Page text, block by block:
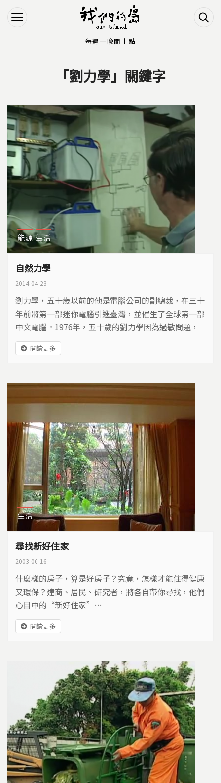
Jump to Navigation
Jump to Main content
「劉力學」關鍵字
能源 生活
自然力學
2014-04-23
劉力學，五十歲以前的他是電腦公司的副總裁，在三十
年前將第一部迷你電腦引進臺灣，並催生了全球第一部
中文電腦。1976年，五十歲的劉力學因為過敏問題，
搬到三芝的海岸，打造一個自己的窩。
閱讀更多
生活
尋找新好住家
2003-06-16
什麼樣的房子，算是好房子？究竟，怎樣才能住得健康
又環保？建商、居民、研究者，將各自帶你尋找，他們
心目中的“新好住家”…
閱讀更多
每週一晚間十點